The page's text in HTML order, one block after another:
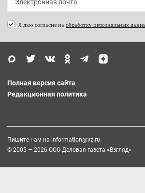
Я даю согласие на обработку персональных
Полная версия сайта
Редакционная политика
Пишите нам на information@vz.ru
© 2005 — 2026 ООО Деловая газета «Взгляд»